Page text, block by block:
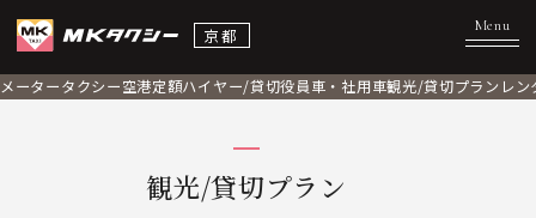
京都
メータータクシー空港定額ハイヤー/貸切役員車・社用車観光/貸切プラン レ
観光/貸切プラン